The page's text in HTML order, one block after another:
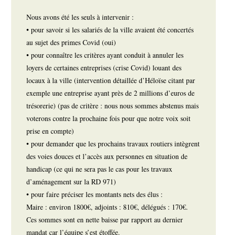
Nous avons été les seuls à intervenir :
• pour savoir si les salariés de la ville avaient été concertés
au sujet des primes Covid (oui)
• pour connaître les critères ayant conduit à annuler les
loyers de certaines entreprises (crise Covid) louant des
locaux à la ville (intervention détaillée d’Héloïse citant par
exemple une entreprise ayant près de 2 millions d’euros de
trésorerie) (pas de critère : nous nous sommes abstenus mais
voterons contre la prochaine fois pour que notre voix soit
prise en compte)
• pour demander que les prochains travaux routiers intègrent
des voies douces et l’accès aux personnes en situation de
handicap (ce qui ne sera pas le cas pour les travaux
d’aménagement sur la RD 971)
• pour faire préciser les montants nets des élus :
Maire : environ 1800€, adjoints : 810€, délégués : 170€.
Ces sommes sont en nette baisse par rapport au dernier
mandat car l’équipe s’est étoffée.